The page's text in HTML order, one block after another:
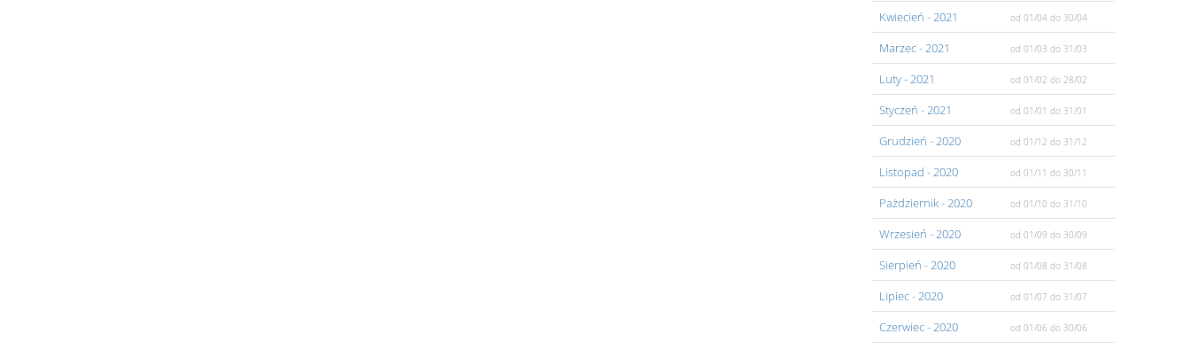
Kwiecień - 2021 od 01/04 do 30/04
Marzec- 2021 od 01/03 do 31/03
Luty- 2021 od 01/02 do 28/02
Styczeń - 2021 od 01/01 do 31/01
Grudzień - 2020 od 01/12 do 31/12
Listopad - 2020 od 01/11 do 30/11
Pażdziernik- 2020 od 01/10 do 31/10
Wrzesień - 2020 od 01/09 do 30/09
Sierpień - 2020 od 01/08 do 31/08
Lipiec- 2020 od 01/07 do 31/07
Czerwiec- 2020 od 01/06 do 30/06